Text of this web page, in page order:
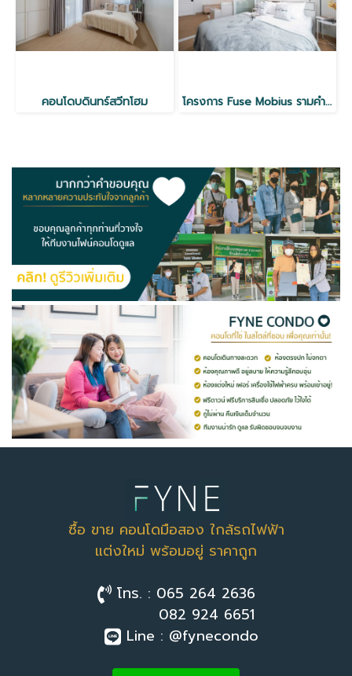
คอนโดบดินทร์สวีทโฮม โครงการ Fuse Mobius รามคำแหง 450m Airportlink รามคำแหง
ซื้อ ขาย คอนโดมือสอง ใกล้รถไฟฟ้า
แต่งใหม่ พร้อมอยู่ ราคาถูก
โทร. : 065 264 2636
082 924 6651
Line : @fynecondo